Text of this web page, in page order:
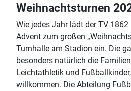
Weihnachtsturnen
Wie jedes Jahr lädt der TV
Advent zum großen
Turnhalle am Stadion ein. Die
besonders natürlich die
Leichtathletik und
willkommen. Die Abteilung